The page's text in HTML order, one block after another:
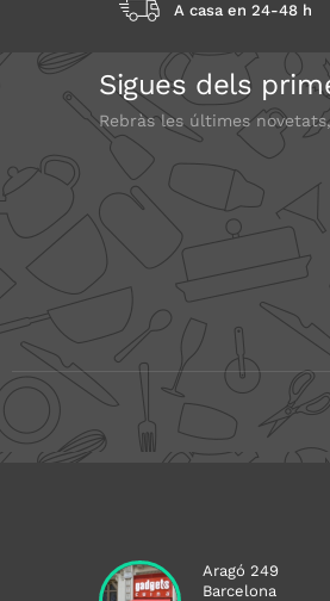
A casa en 24-48 h
Sigues dels
Rebràs les últimes
Aragó 249
Barcelona